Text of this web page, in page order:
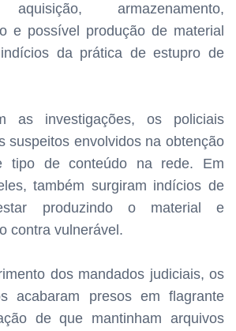
armazenamento,
e possível produção de material
da prática de estupro de
as investigações, os policiais
suspeitos envolvidos na obtenção
tipo de conteúdo na rede. Em
também surgiram indícios de
produzindo o material e
contra vulnerável.
dos mandados judiciais, os
acabaram presos em flagrante
de que mantinham arquivos